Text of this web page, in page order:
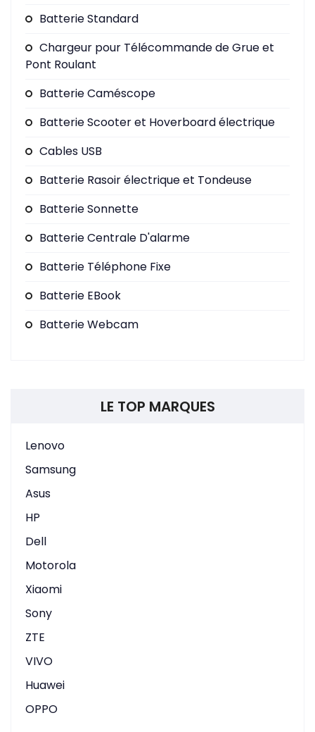
Batterie Standard
Chargeur pour Télécommande de Grue et
Pont Roulant
Batterie Caméscope
Batterie Scooter et Hoverboard électrique
Cables USB
Batterie Rasoir électrique et Tondeuse
Batterie Sonnette
Batterie Centrale D'alarme
Batterie Téléphone Fixe
Batterie EBook
Batterie Webcam
LE TOP MARQUES
Lenovo
Samsung
Asus
HP
Dell
Motorola
Xiaomi
Sony
ZTE
VIVO
Huawei
OPPO